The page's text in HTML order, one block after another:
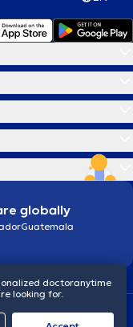
globally
Guatemala
Data Protection Policy
doctoranytime
looking for.